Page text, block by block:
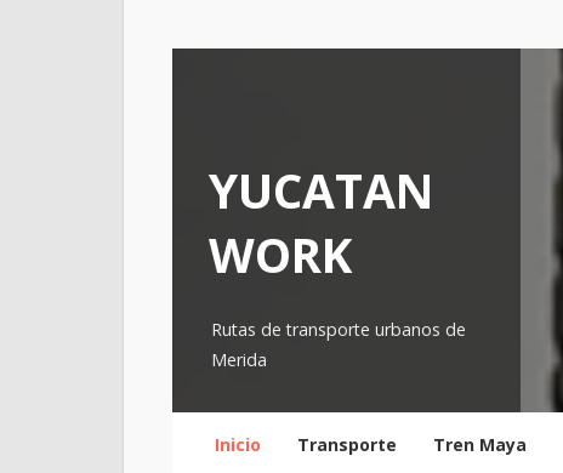
YUCATAN
WORK
Rutas de transporte urbanos de
Merida
Inicio Transporte Tren Maya